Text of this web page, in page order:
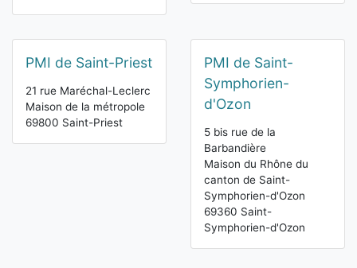
PMI de Saint-Priest
21 rue Maréchal-Leclerc
Maison de la métropole
69800 Saint-Priest
PMI de Saint-
Symphorien-
d'Ozon
5 bis rue de la
Barbandière
Maison du Rhône du
canton de Saint-
Symphorien-d'Ozon
69360 Saint-
Symphorien-d'Ozon